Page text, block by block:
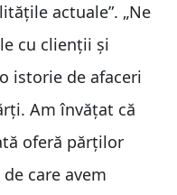
actuale”. „Ne
cu clienții și
istorie de afaceri
Am învățat că
oferă părților
care avem